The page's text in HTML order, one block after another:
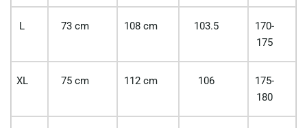
L 73 cm 108 cm 103.5
170-
175
XL 75 cm 112 cm 106
175-
180